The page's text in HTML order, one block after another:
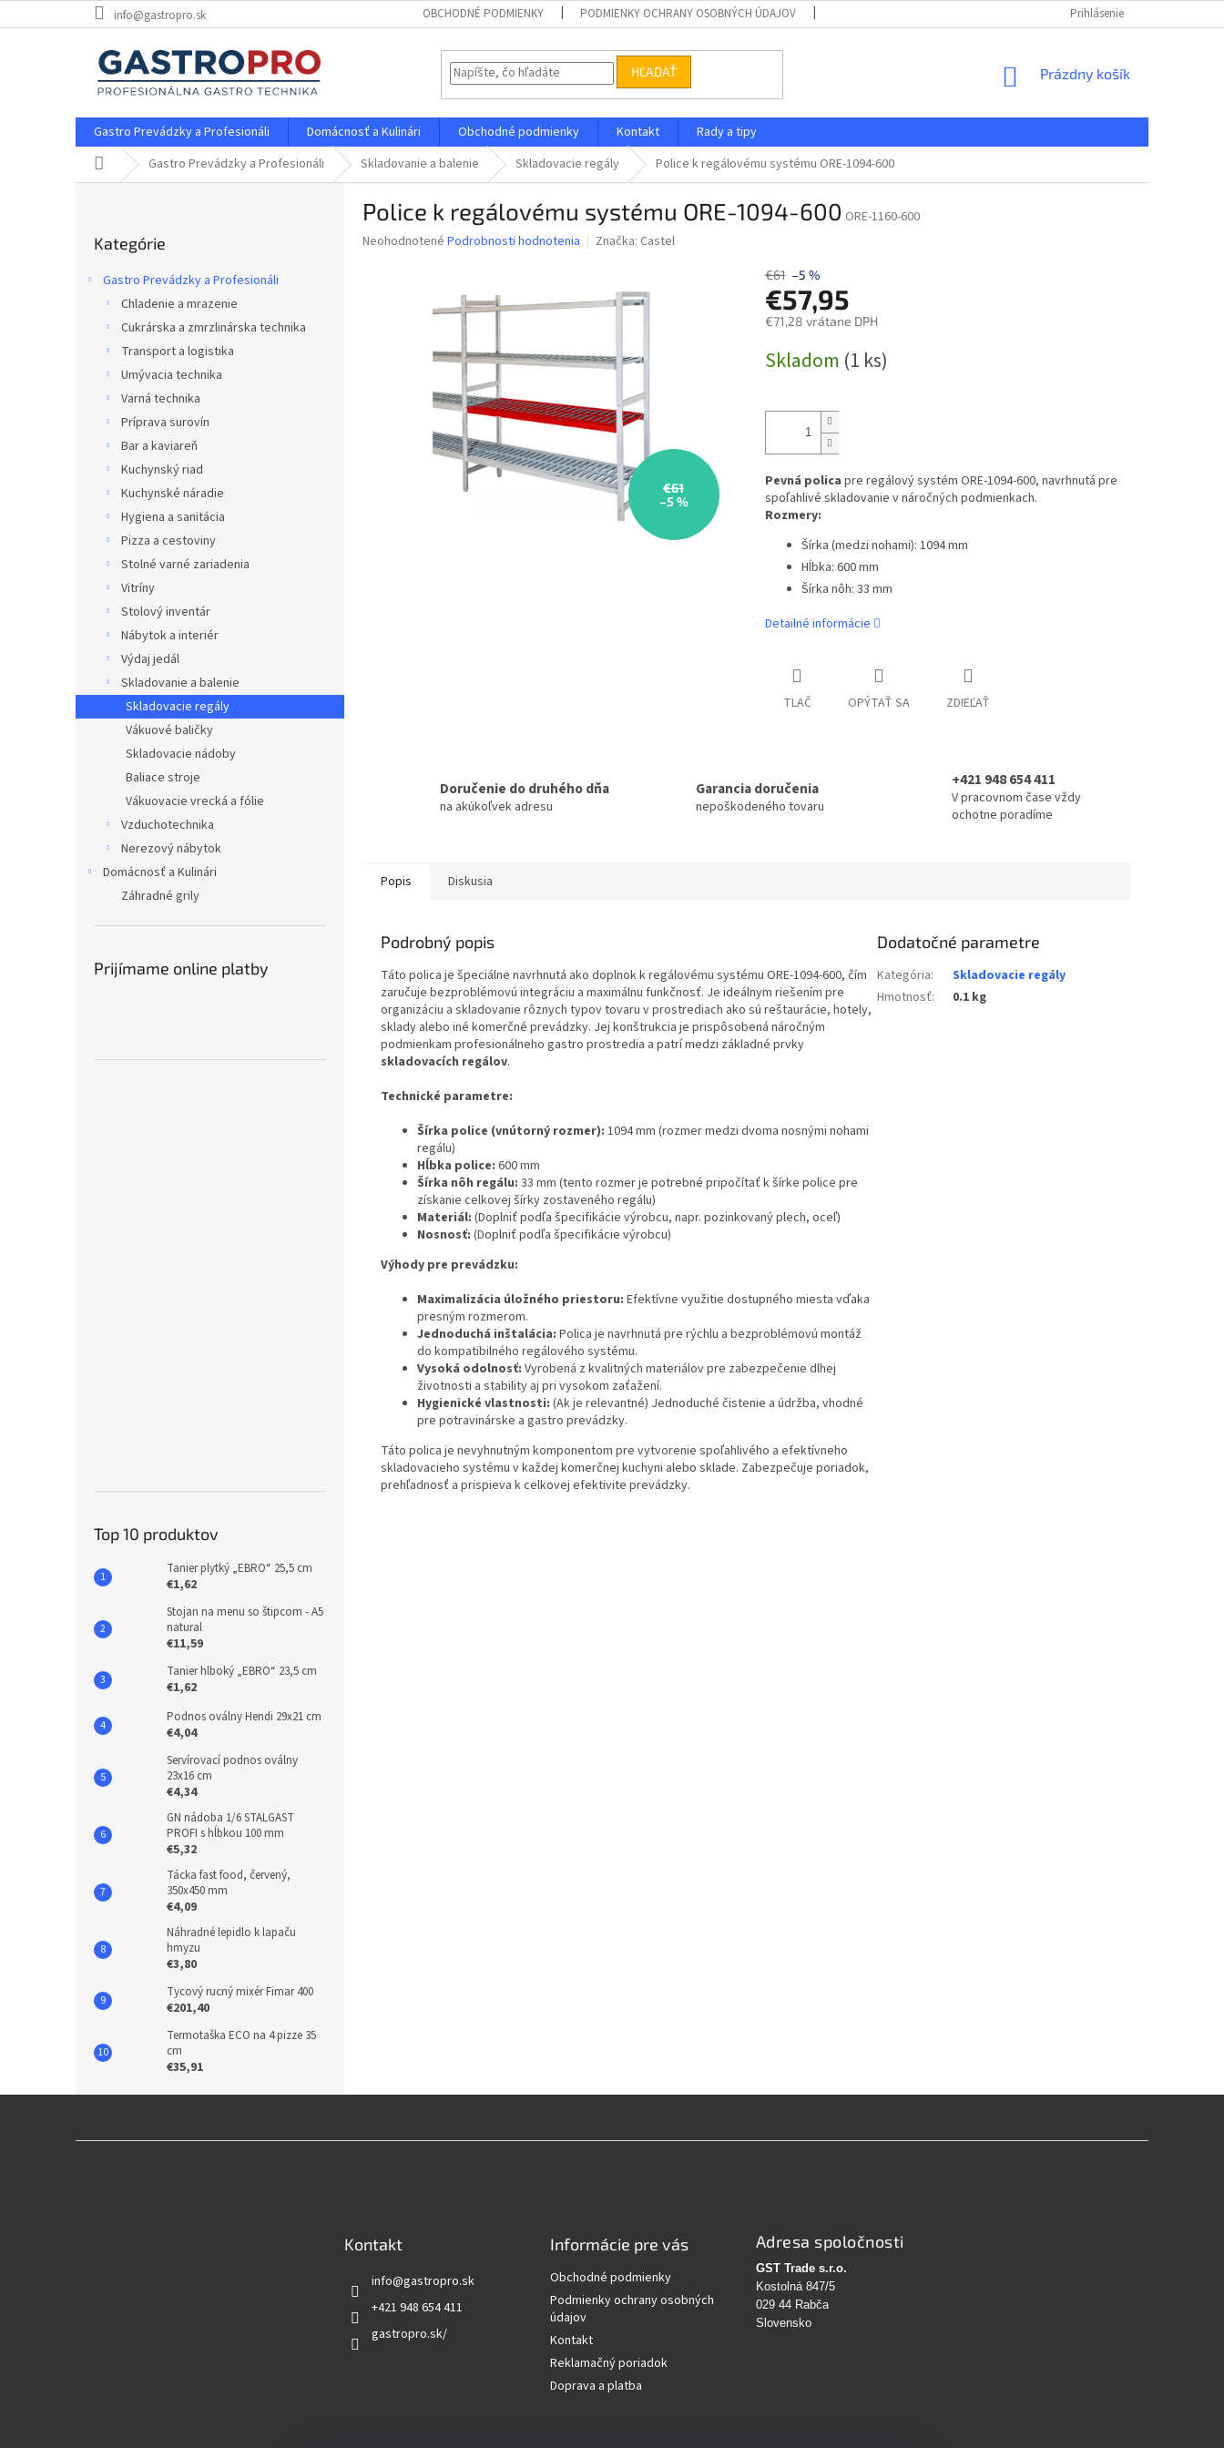
na
info@gastropro.sk OBCHODNÉ PODMIENKY PODMIENKY OCHRANY OSOBNÝCH ÚDAJOV DOPRAVA A PLATBA
Prihlásenie
HĽADAŤ
NÁKUPNÝ
Prázdny košík
Gastro Prevádzky a Profesionáli Domácnosť a Kulinári Obchodné podmienky Kontakt
Rady a tipy
Domov Gastro Prevádzky a Profesionáli Skladovanie a balenie Skladovacie regály Police k regálovému systému ORE-1094-600
kategórie
Kategórie
Gastro Prevádzky a Profesionáli
Chladenie a mrazenie
Cukrárska a zmrzlinárska technika
Transport a logistika
Umývacia technika
Varná technika
Príprava surovín
Bar a kaviareň
Kuchynský riad
Kuchynské náradie
Hygiena a sanitácia
Pizza a cestoviny
Stolné varné zariadenia
Vitríny
Stolový inventár
Nábytok a interiér
Výdaj jedál
Skladovanie a balenie
Skladovacie regály
Vákuové baličky
Skladovacie nádoby
Baliace stroje
Vákuovacie vrecká a fólie
Vzduchotechnika
Nerezový nábytok
Domácnosť a Kulinári
Záhradné grily
Prijímame online platby
Top 10 produktov
Tanier plytký „EBRO“ 25,5 cm
€1,62
Stojan na menu so štipcom - A5
natural
€11,59
Tanier hlboký „EBRO“ 23,5 cm
€1,62
Podnos oválny Hendi 29x21 cm
€4,04
Servírovací podnos oválny
23x16 cm
€4,34
GN nádoba 1/6 STALGAST
PROFI s hĺbkou 100 mm
€5,32
Tácka fast food, červený,
350x450 mm
€4,09
Náhradné lepidlo k lapaču
hmyzu
€3,80
Tycový rucný mixér Fimar 400
€201,40
Termotaška ECO na 4 pizze 35
cm
€35,91
Police k regálovému systému ORE-1094-600 ORE-1160-600
Priemerné
Neohodnotené Podrobnosti hodnotenia Značka: Castel
€61
–5 %
€61 –5 %
€57,95
€71,28 vrátane DPH
cena:
Skladom (1 ks)
Pevná polica pre regálový systém ORE-1094-600, navrhnutá pre
spoľahlivé skladovanie v náročných podmienkach.
Rozmery:
Šírka (medzi nohami): 1094 mm
Hĺbka: 600 mm
Šírka nôh: 33 mm
Detailné informácie
TLAČ OPÝTAŤ SA ZDIEĽAŤ
Doručenie do druhého dňa
na akúkoľvek adresu
Garancia doručenia
nepoškodeného tovaru
+421 948 654 411
V pracovnom čase vždy
ochotne poradíme
Popis Diskusia
Podrobný popis
Táto polica je špeciálne navrhnutá ako doplnok k regálovému systému ORE-1094-600, čím
zaručuje bezproblémovú integráciu a maximálnu funkčnosť. Je ideálnym riešením pre
organizáciu a skladovanie rôznych typov tovaru v prostrediach ako sú reštaurácie, hotely,
sklady alebo iné komerčné prevádzky. Jej konštrukcia je prispôsobená náročným
podmienkam profesionálneho gastro prostredia a patrí medzi základné prvky
skladovacích regálov.
Technické parametre:
Šírka police (vnútorný rozmer): 1094 mm (rozmer medzi dvoma nosnými nohami
regálu)
Hĺbka police: 600 mm
Šírka nôh regálu: 33 mm (tento rozmer je potrebné pripočítať k šírke police pre
získanie celkovej šírky zostaveného regálu)
Materiál: (Doplniť podľa špecifikácie výrobcu, napr. pozinkovaný plech, oceľ)
Nosnosť: (Doplniť podľa špecifikácie výrobcu)
Výhody pre prevádzku:
Maximalizácia úložného priestoru: Efektívne využitie dostupného miesta vďaka
presným rozmerom.
Jednoduchá inštalácia: Polica je navrhnutá pre rýchlu a bezproblémovú montáž
do kompatibilného regálového systému.
Vysoká odolnosť: Vyrobená z kvalitných materiálov pre zabezpečenie dlhej
životnosti a stability aj pri vysokom zaťažení.
Hygienické vlastnosti: (Ak je relevantné) Jednoduché čistenie a údržba, vhodné
pre potravinárske a gastro prevádzky.
Táto polica je nevyhnutným komponentom pre vytvorenie spoľahlivého a efektívneho
skladovacieho systému v každej komerčnej kuchyni alebo sklade. Zabezpečuje poriadok,
prehľadnosť a prispieva k celkovej efektivite prevádzky.
Dodatočné parametre
Kategória:
Skladovacie regály
Hmotnosť: 0.1 kg
Kontakt
info@gastropro.sk
+421 948 654 411
gastropro.sk/
Informácie pre vás
Obchodné podmienky
Podmienky ochrany osobných
údajov
Kontakt
Reklamačný poriadok
Doprava a platba
Adresa spoločnosti
GST Trade s.r.o.
Kostolná 847/5
029 44 Rabča
Slovensko